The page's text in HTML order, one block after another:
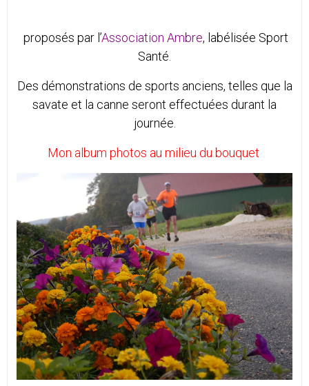
proposés par l’Association Ambre, labélisée Sport
Santé.
Des démonstrations de sports anciens, telles que la
savate et la canne seront effectuées durant la
journée.
Mon album photos au milieu du bouquet